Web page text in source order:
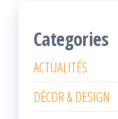
Categories
ACTUALITÉS
DÉCOR & DESIGN